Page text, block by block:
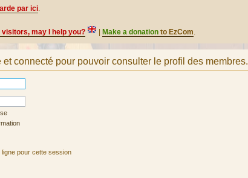
par ici.
visitors, may I help you? Make a donation to EzCom.
connecté pour pouvoir consulter le profil des membres.
pour cette session